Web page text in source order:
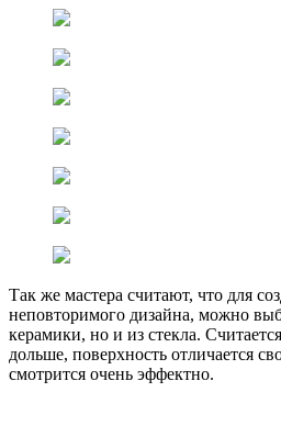
Так же мастера считают, что для
неповторимого дизайна, можно
керамики, но и из стекла.
дольше, поверхность отличается
смотрится очень эффектно.